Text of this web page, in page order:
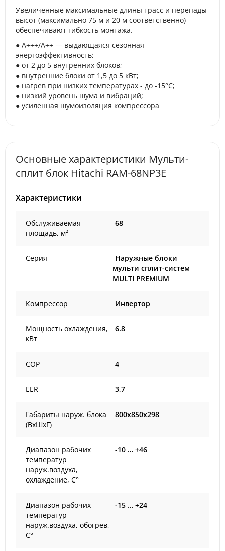
Увеличенные максимальные длины трасс и перепады
высот (максимально 75 м и 20 м соответственно)
обеспечивают гибкость монтажа.
● A+++/A++ — выдающаяся сезонная
энергоэффективность;
● от 2 до 5 внутренних блоков;
● внутренние блоки от 1,5 до 5 кВт;
● нагрев при низких температурах - до -15°С;
● низкий уровень шума и вибраций;
● усиленная шумоизоляция компрессора
Основные характеристики Мульти-
сплит блок Hitachi RAM-68NP3E
Характеристики
Обслуживаемая
площадь, м²
68
Серия
Наружные блоки
мульти сплит-систем
MULTI PREMIUM
Компрессор Инвертор
Мощность охлаждения,
кВт
6.8
COP 4
EER 3,7
Габариты наруж. блока
(ВxШxГ)
800x850x298
Диапазон рабочих
температур
наруж.воздуха,
охлаждение, С°
-10 … +46
Диапазон рабочих
температур
наруж.воздуха, обогрев,
С°
-15 … +24